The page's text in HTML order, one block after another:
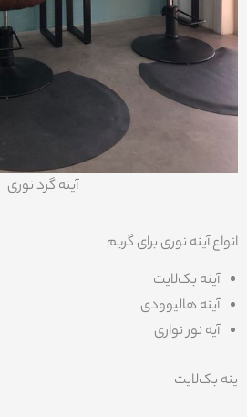
آینه گرد نوری
انواع آینه نوری برای گریم
آینه بک‌لایت
آینه هالیوودی
آیه نور نواری
ینه بک‌لایت